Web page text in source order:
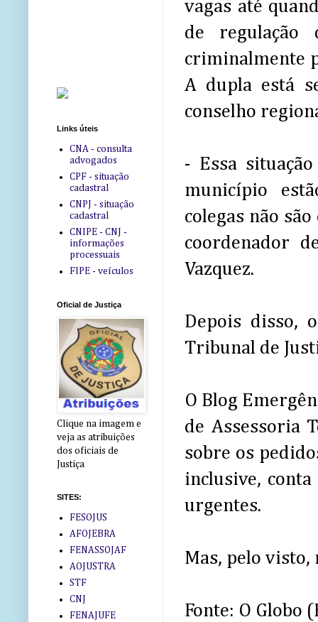
vagas até
de regulação
criminalmente
A dupla está
conselho
- Essa
município
colegas não
coordenador
Vazquez.
Depois disso,
Tribunal de
O Blog
de Assessoria
sobre os
inclusive,
urgentes.
Mas, pelo
Fonte: O Globo
Links úteis
CNA - consulta
advogados
CPF - situação
cadastral
CNPJ - situação
cadastral
CNIPE - CNJ -
informações
processuais
FIPE - veículos
Oficial de Justiça
Clique na imagem e
veja as atribuições
dos oficiais de
Justiça
SITES:
FESOJUS
AFOJEBRA
FENASSOJAF
AOJUSTRA
STF
CNJ
FENAJUFE